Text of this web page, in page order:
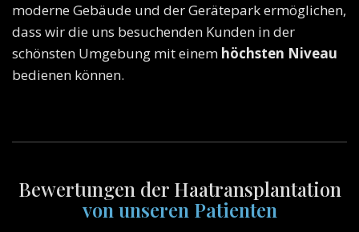
moderne Gebäude und der Gerätepark ermöglichen,
dass wir die uns besuchenden Kunden in der
schönsten Umgebung mit einem höchsten Niveau
bedienen können.
Bewertungen der Haatransplantation
von unseren Patienten